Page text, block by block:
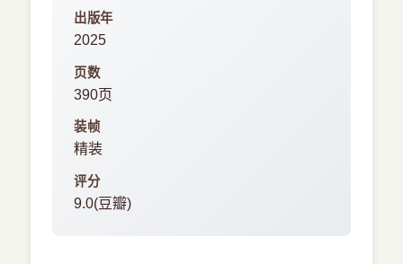
出版年
2025
页数
390页
装帧
精装
评分
9.0(豆瓣)